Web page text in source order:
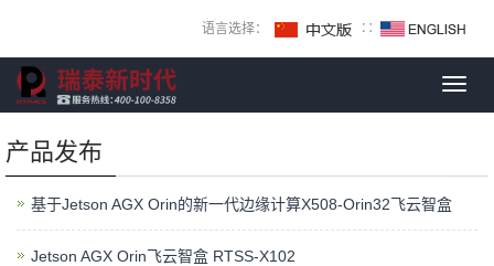
语言选择： ∷
产品发布
基于Jetson AGX Orin的新一代边缘计算X508-Orin32飞云智盒
Jetson AGX Orin飞云智盒 RTSS-X102